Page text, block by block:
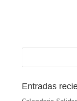
Entradas